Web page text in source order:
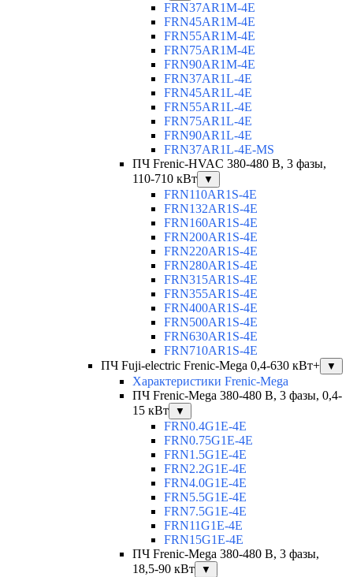
FRN37AR1M-4E
FRN45AR1M-4E
FRN55AR1M-4E
FRN75AR1M-4E
FRN90AR1M-4E
FRN37AR1L-4E
FRN45AR1L-4E
FRN55AR1L-4E
FRN75AR1L-4E
FRN90AR1L-4E
FRN37AR1L-4E-MS
ПЧ Frenic-HVAC 380-480 В, 3 фазы,
110-710 кВт
▼
FRN110AR1S-4E
FRN132AR1S-4E
FRN160AR1S-4E
FRN200AR1S-4E
FRN220AR1S-4E
FRN280AR1S-4E
FRN315AR1S-4E
FRN355AR1S-4E
FRN400AR1S-4E
FRN500AR1S-4E
FRN630AR1S-4E
FRN710AR1S-4E
ПЧ Fuji-electric Frenic-Mega 0,4-630 кВт+
▼
Характеристики Frenic-Mega
ПЧ Frenic-Mega 380-480 В, 3 фазы, 0,4-
15 кВт
▼
FRN0.4G1E-4E
FRN0.75G1E-4E
FRN1.5G1E-4E
FRN2.2G1E-4E
FRN4.0G1E-4E
FRN5.5G1E-4E
FRN7.5G1E-4E
FRN11G1E-4E
FRN15G1E-4E
ПЧ Frenic-Mega 380-480 В, 3 фазы,
18,5-90 кВт
▼